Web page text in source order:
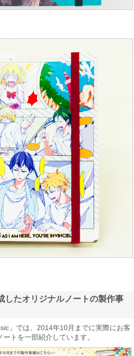
したオリジナルノートの製作事
」では、2014年10月までに実際にお客
トを一部紹介しています。